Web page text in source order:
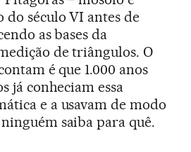
século VI antes de
as bases da
de triângulos. O
é que 1.000 anos
já conheciam essa
e a usavam de modo
saiba para quê.